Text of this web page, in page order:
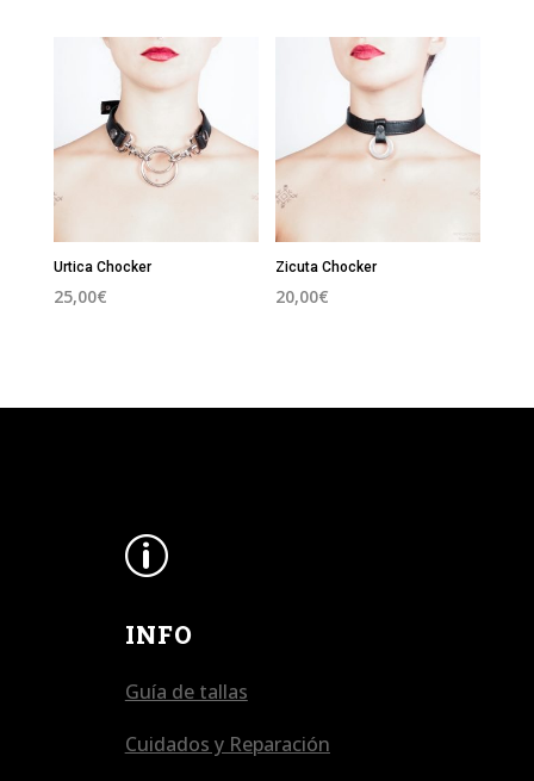
Urtica Chocker
25,00€
Zicuta Chocker
20,00€
p
INFO
Guía de tallas
Cuidados y Reparación